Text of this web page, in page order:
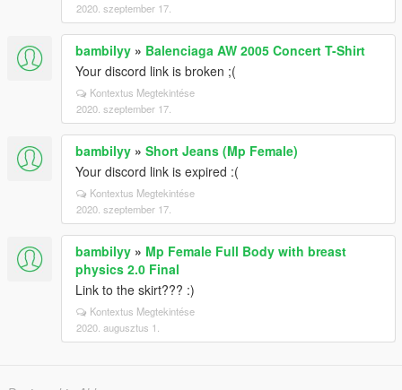
2020. szeptember 17.
bambilyy » Balenciaga AW 2005 Concert T-Shirt
Your discord link is broken ;(
Kontextus Megtekintése
2020. szeptember 17.
bambilyy » Short Jeans (Mp Female)
Your discord link is expired :(
Kontextus Megtekintése
2020. szeptember 17.
bambilyy » Mp Female Full Body with breast
physics 2.0 Final
Link to the skirt??? :)
Kontextus Megtekintése
2020. augusztus 1.